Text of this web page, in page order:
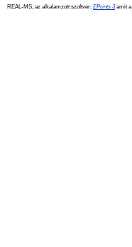
REAL-MS, az alkalamzott szoftver: EPrints 3amit a